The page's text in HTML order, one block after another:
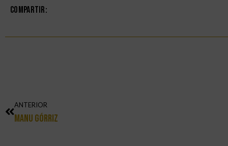
Compartir:
ANTERIOR
Manu Górriz